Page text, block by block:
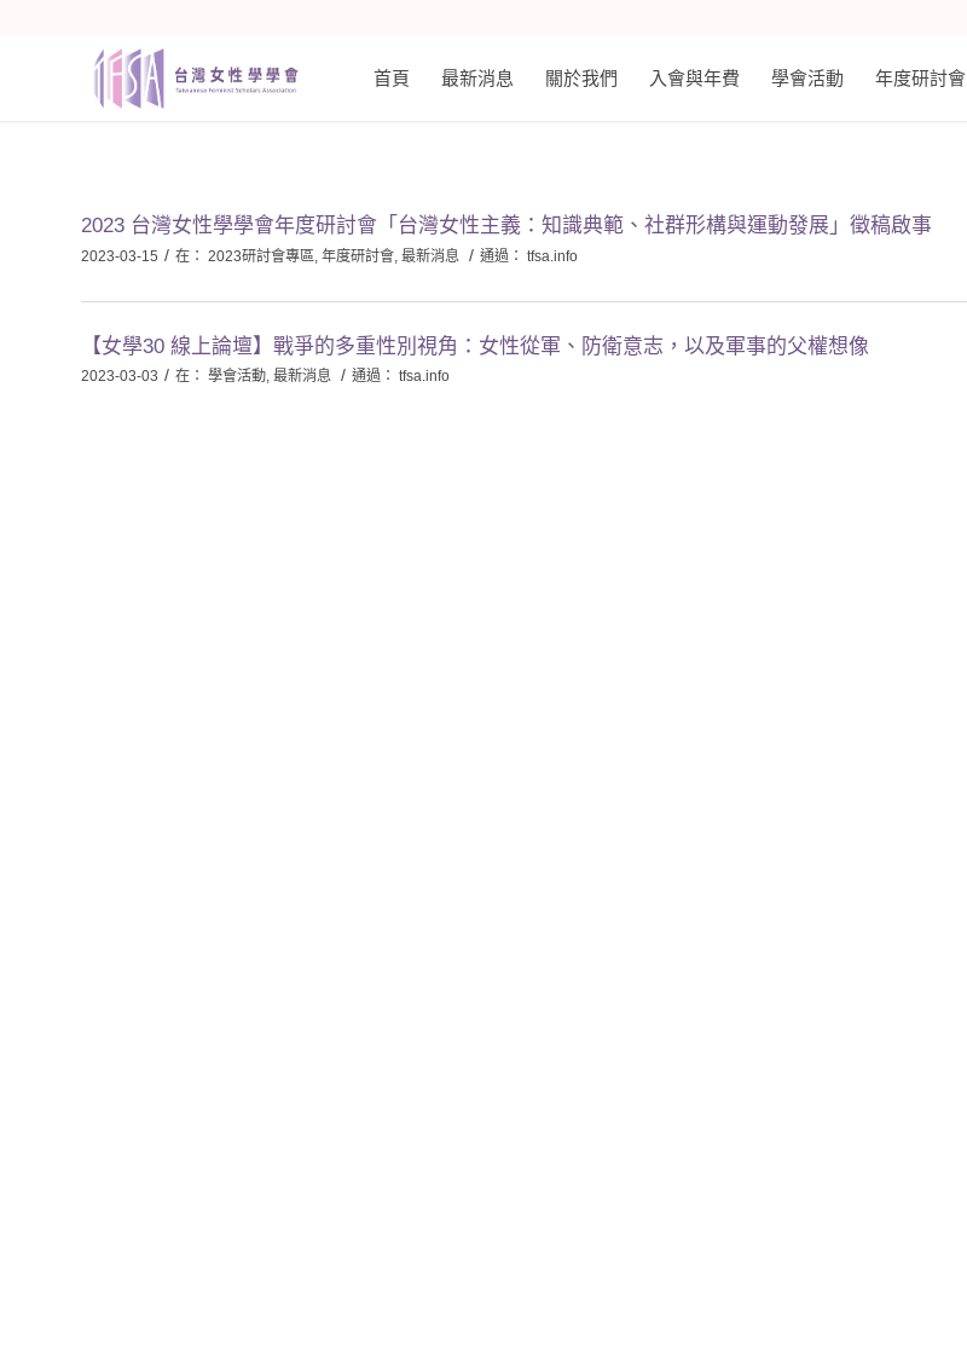
首頁 最新消息 關於我們 入會與年費 學會活動 年度研討會
2023 台灣女性學學會年度研討會「台灣女性主義：知識典範、社群形構與運動發展」徵稿啟事
2023-03-15 / 在： 2023研討會專區 年度研討會 最新消息 / 通過： tfsa.info
【女學30 線上論壇】戰爭的多重性別視角：女性從軍、防衛意志，以及軍事的父權想像
2023-03-03 / 在： 學會活動, 最新消息 / 通過： tfsa.info